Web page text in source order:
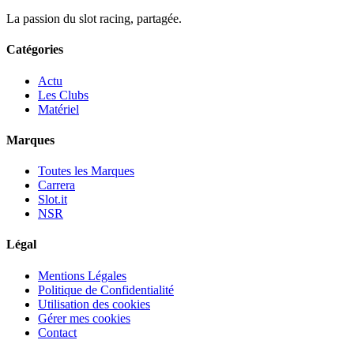
La passion du slot racing, partagée.
Catégories
Actu
Les Clubs
Matériel
Marques
Toutes les Marques
Carrera
Slot.it
NSR
Légal
Mentions Légales
Politique de Confidentialité
Utilisation des cookies
Gérer mes cookies
Contact